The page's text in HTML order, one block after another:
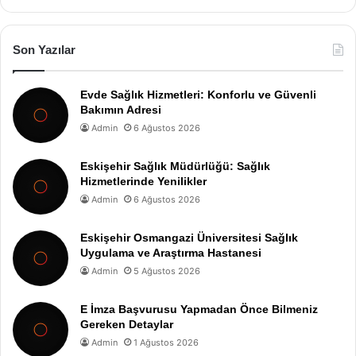
Son Yazılar
Evde Sağlık Hizmetleri: Konforlu ve Güvenli
Bakımın Adresi
Admin 6 Ağustos 2026
Eskişehir Sağlık Müdürlüğü: Sağlık
Hizmetlerinde Yenilikler
Admin 6 Ağustos 2026
Eskişehir Osmangazi Üniversitesi Sağlık
Uygulama ve Araştırma Hastanesi
Admin 5 Ağustos 2026
E İmza Başvurusu Yapmadan Önce Bilmeniz
Gereken Detaylar
Admin 1 Ağustos 2026